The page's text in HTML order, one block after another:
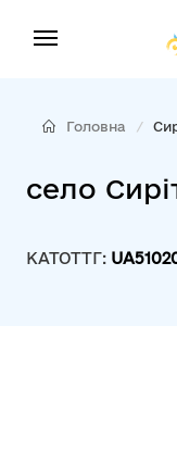
Головна
село
КАТОТТГ: